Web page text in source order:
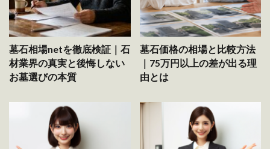
墓石相場netを徹底検証｜石
材業界の真実と後悔しない
お墓選びの本質
墓石価格の相場と比較方法
｜75万円以上の差が出る理
由とは